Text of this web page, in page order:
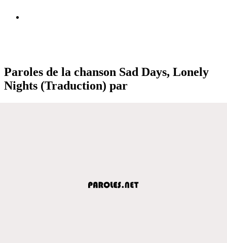
Paroles de la chanson Sad Days, Lonely
Nights (Traduction) par